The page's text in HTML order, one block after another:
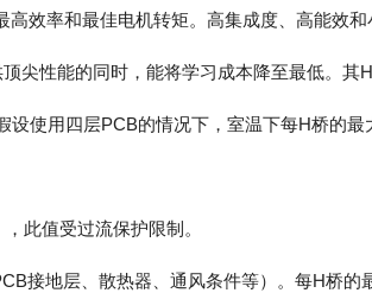
效率和最佳电机转矩。高集成度、高能效
尖性能的同时，能将学习成本降至最低。其
使用四层PCB的情况下，室温下每H桥的最
此值受过流保护限制。
接地层、散热器、通风条件等）。每H桥的